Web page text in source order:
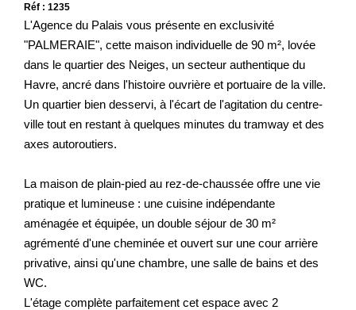
Réf : 1235
L'Agence du Palais vous présente en exclusivité
"PALMERAIE", cette maison individuelle de 90 m², lovée
dans le quartier des Neiges, un secteur authentique du
Havre, ancré dans l'histoire ouvrière et portuaire de la ville.
Un quartier bien desservi, à l'écart de l'agitation du centre-
ville tout en restant à quelques minutes du tramway et des
axes autoroutiers.
La maison de plain-pied au rez-de-chaussée offre une vie
pratique et lumineuse : une cuisine indépendante
aménagée et équipée, un double séjour de 30 m²
agrémenté d'une cheminée et ouvert sur une cour arrière
privative, ainsi qu'une chambre, une salle de bains et des
WC.
L'étage complète parfaitement cet espace avec 2